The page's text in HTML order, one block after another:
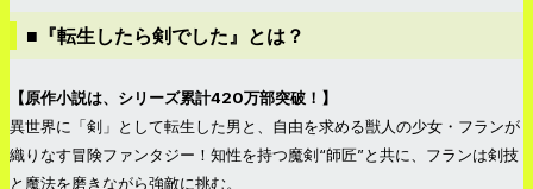
■『転生したら剣でした』とは？
【原作小説は、シリーズ累計420万部突破！】
異世界に「剣」として転生した男と、自由を求める獣人の少女・フランが
織りなす冒険ファンタジー！知性を持つ魔剣“師匠”と共に、フランは剣技
と魔法を磨きながら強敵に挑む。